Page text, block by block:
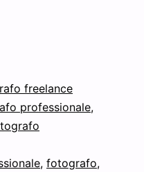
freelance
professionale,
, fotografo,